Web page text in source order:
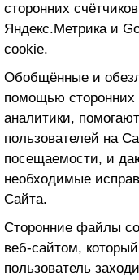
сторонних
Яндекс.Метрика и
cookie.
Обобщённые и
помощью сторонних
аналитики,
пользователей на
посещаемости, и
необходимые
Сайта.
Сторонние файлы
веб-сайтом,
пользователь